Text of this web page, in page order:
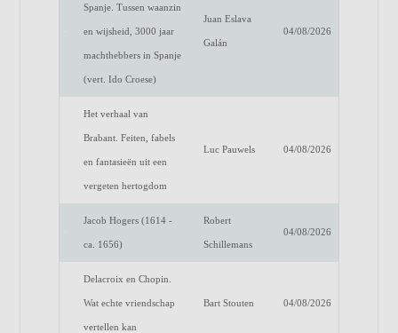
Spanje. Tussen waanzin
en wijsheid, 3000 jaar
machthebbers in Spanje
(vert. Ido Croese)
Juan Eslava
Galán
04/08/2026
Het verhaal van
Brabant. Feiten, fabels
en fantasieën uit een
vergeten hertogdom
Luc Pauwels 04/08/2026
Jacob Hogers (1614 -
ca. 1656)
Robert
Schillemans
04/08/2026
Delacroix en Chopin.
Wat echte vriendschap
vertellen kan
Bart Stouten 04/08/2026